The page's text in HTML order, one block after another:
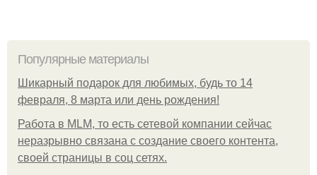
Популярные материалы
Шикарный подарок для любимых, будь то 14
февраля, 8 марта или день рождения!
Работа в MLM, то есть сетевой компании сейчас
неразрывно связана с создание своего контента,
своей страницы в соц сетях.